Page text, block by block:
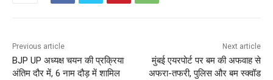
Previous article
BJP UP अध्यक्ष चयन की प्रक्रिया
अंतिम दौर में, 6 नाम दौड़ में शामिल
Next article
मुंबई एयरपोर्ट पर बम की अफवाह से
अफरा-तफरी, पुलिस और बम स्क्वॉड